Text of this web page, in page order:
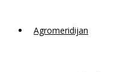
Agromeridijan